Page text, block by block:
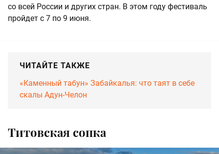
со всей России и других стран. В этом году фестиваль
пройдет с 7 по 9 июня.
ЧИТАЙТЕ ТАКЖЕ
«Каменный табун» Забайкалья: что таят в себе
скалы Адун-Челон
Титовская сопка